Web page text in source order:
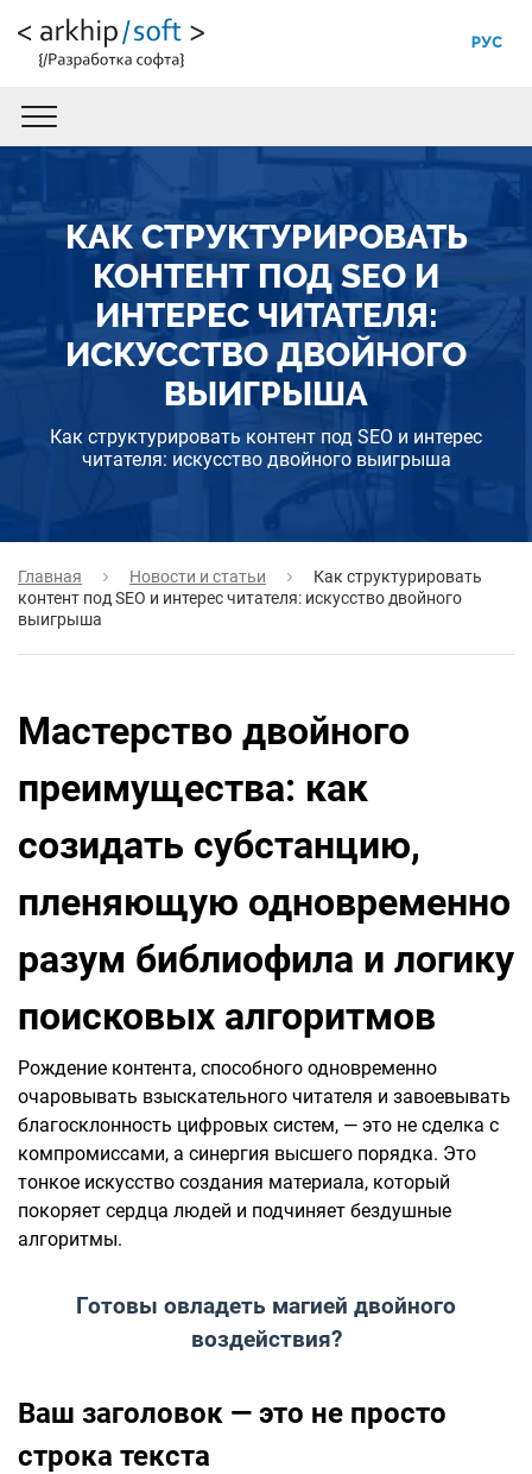
РУС
КАК СТРУКТУРИРОВАТЬ
КОНТЕНТ ПОД SEO И
ИНТЕРЕС ЧИТАТЕЛЯ:
ИСКУССТВО ДВОЙНОГО
ВЫИГРЫША
Как структурировать контент под SEO и интерес
читателя: искусство двойного выигрыша
Главная Новости и статьи
Как структурировать
контент под SEO и интерес читателя: искусство двойного
выигрыша
Мастерство двойного
преимущества: как
созидать субстанцию,
пленяющую одновременно
разум библиофила и логику
поисковых алгоритмов
Рождение контента, способного одновременно
очаровывать взыскательного читателя и завоевывать
благосклонность цифровых систем, — это не сделка с
компромиссами, а синергия высшего порядка. Это
тонкое искусство создания материала, который
покоряет сердца людей и подчиняет бездушные
алгоритмы.
Готовы овладеть магией двойного
воздействия?
Ваш заголовок — это не просто
строка текста